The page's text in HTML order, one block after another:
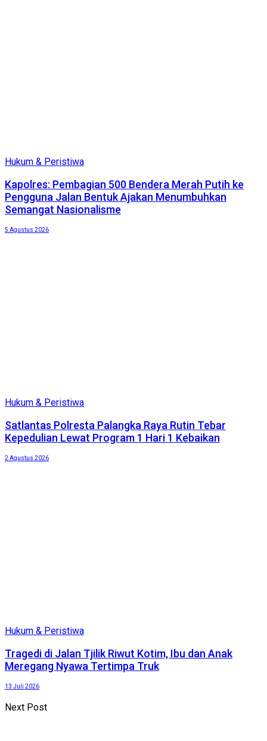
Hukum & Peristiwa
Kapolres: Pembagian 500 Bendera Merah Putih ke
Pengguna Jalan Bentuk Ajakan Menumbuhkan
Semangat Nasionalisme
5 Agustus 2026
Hukum & Peristiwa
Satlantas Polresta Palangka Raya Rutin Tebar
Kepedulian Lewat Program 1 Hari 1 Kebaikan
2 Agustus 2026
Hukum & Peristiwa
Tragedi di Jalan Tjilik Riwut Kotim, Ibu dan Anak
Meregang Nyawa Tertimpa Truk
13 Juli 2026
Next Post